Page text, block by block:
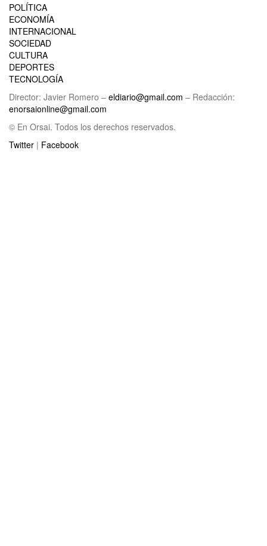
POLÍTICA
ECONOMÍA
INTERNACIONAL
SOCIEDAD
CULTURA
DEPORTES
TECNOLOGÍA
Director: Javier Romero – eldiario@gmail.com – Redacción:
enorsaionline@gmail.com
© En Orsai. Todos los derechos reservados.
Twitter | Facebook